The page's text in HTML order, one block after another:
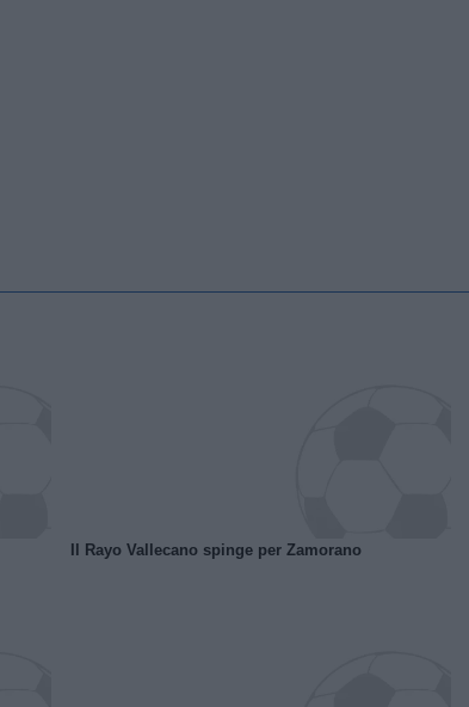
Il Rayo Vallecano spinge per Zamorano